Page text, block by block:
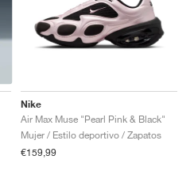
Nike
Air Max Muse "Pearl Pink & Black"
Mujer / Estilo deportivo / Zapatos
€159,99